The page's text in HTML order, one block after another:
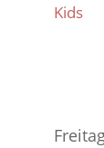
Kids